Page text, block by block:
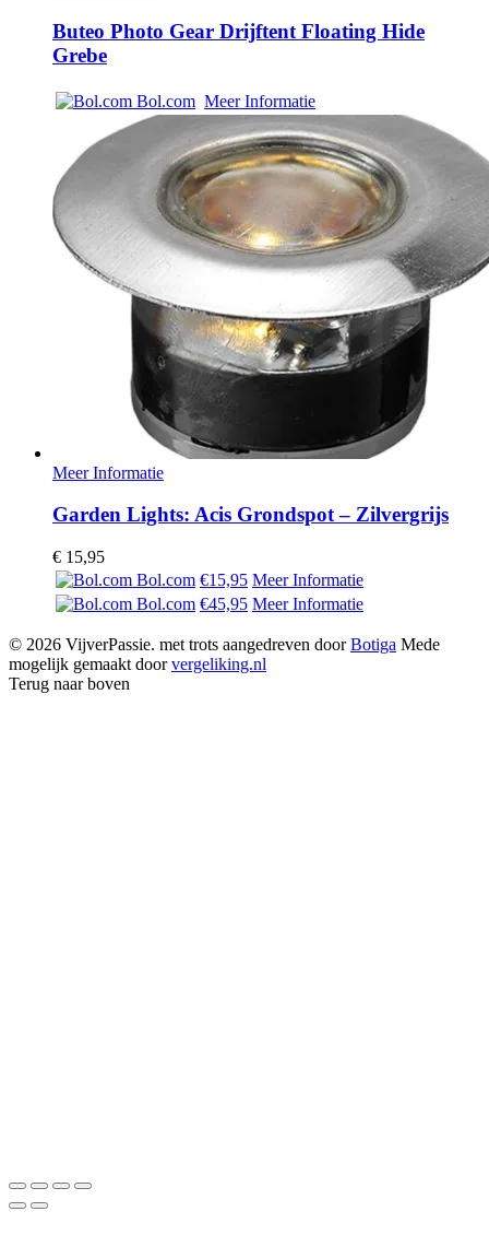
Buteo Photo Gear Drijftent Floating Hide
Grebe
Bol.com Meer Informatie
Meer Informatie
Garden Lights: Acis Grondspot – Zilvergrijs
€ 15,95
Bol.com €15,95 Meer Informatie
Bol.com €45,95 Meer Informatie
© 2026 VijverPassie. met trots aangedreven doorBotiga Mede
mogelijk gemaakt doorvergeliking.nl
Terug naar boven